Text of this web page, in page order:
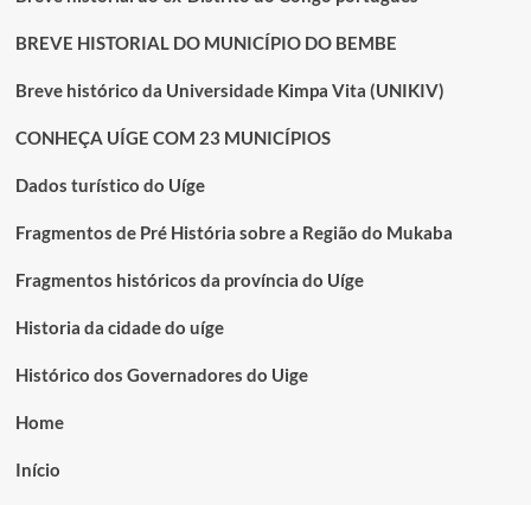
BREVE HISTORIAL DO MUNICÍPIO DO BEMBE
Breve histórico da Universidade Kimpa Vita (UNIKIV)
CONHEÇA UÍGE COM 23 MUNICÍPIOS
Dados turístico do Uíge
Fragmentos de Pré História sobre a Região do Mukaba
Fragmentos históricos da província do Uíge
Historia da cidade do uíge
Histórico dos Governadores do Uige
Home
Início